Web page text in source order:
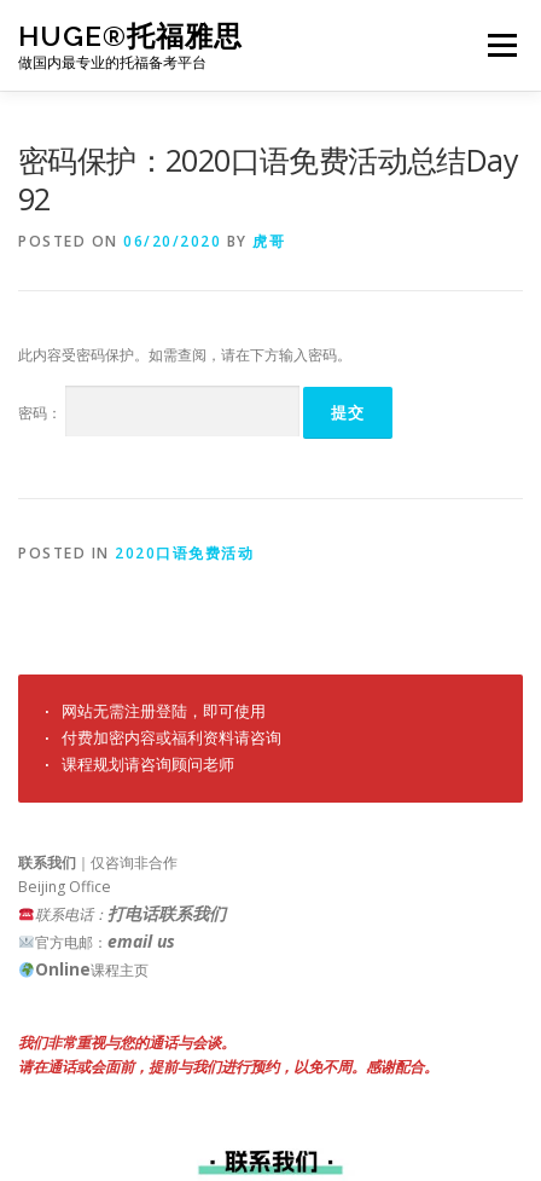
content
HUGE®托福雅思
做国内最专业的托福备考平台
Menu
密码保护：2020口语免费活动总结Day
92
POSTED ON 06/20/2020 BY 虎哥
此内容受密码保护。如需查阅，请在下方输入密码。
密码：
POSTED IN 2020口语免费活动
· 网站无需注册登陆，即可使用
· 付费加密内容或福利资料请咨询
· 课程规划请咨询顾问老师
联系我们 ｜仅咨询非合作
Beijing Office
联系电话： 打电话联系我们
官方电邮： email us
Online课程主页
我们非常重视与您的通话与会谈。
请在通话或会面前，提前与我们进行预约，以免不周。感谢配合。